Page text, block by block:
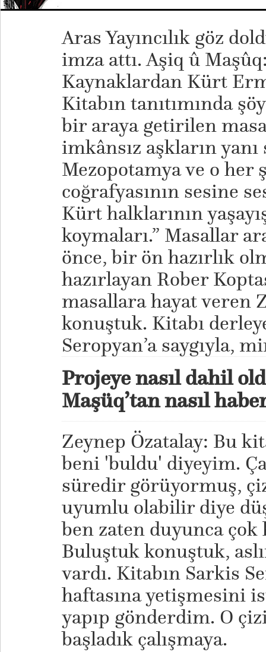
Aras Yayıncılık göz
imza attı. Aşiq û
Kaynaklardan Kürt
Kitabın tanıtımında
bir araya getirilen
imkânsız aşkların yanı
Mezopotamya ve o her
coğrafyasının sesine
Kürt halklarının
koymaları.” Masallar
önce, bir ön hazırlık
hazırlayan Rober
masallara hayat veren
konuştuk. Kitabı
Seropyan’a saygıyla,
Projeye nasıl dahil
Maşüq’tan nasıl
Zeynep Özatalay: Bu
beni 'buldu' diyeyim.
süredir görüyormuş,
uyumlu olabilir diye
ben zaten duyunca çok
Buluştuk konuştuk,
vardı. Kitabın Sarkis
haftasına yetişmesini
yapıp gönderdim. O
başladık çalışmaya.